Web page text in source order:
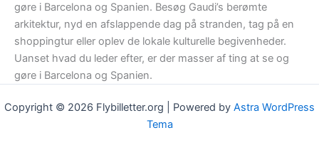
gøre i Barcelona og Spanien. Besøg Gaudi’s berømte
arkitektur, nyd en afslappende dag på stranden, tag på en
shoppingtur eller oplev de lokale kulturelle begivenheder.
Uanset hvad du leder efter, er der masser af ting at se og
gøre i Barcelona og Spanien.
Copyright © 2026 Flybilletter.org | Powered by Astra WordPress
Tema